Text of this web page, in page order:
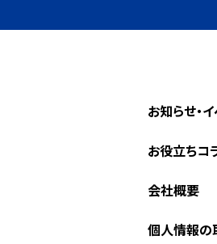
お知らせ・
お役立ちコ
会社概要
個人情報の